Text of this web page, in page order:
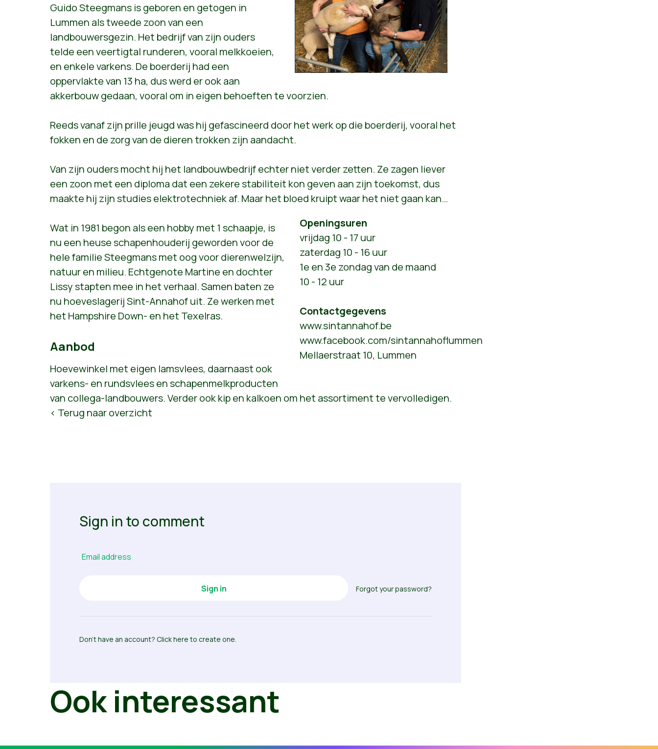
Guido Steegmans is geboren en getogen in
Lummen als tweede zoon van een
landbouwersgezin. Het bedrijf van zijn ouders
telde een veertigtal runderen, vooral melkkoeien,
en enkele varkens. De boerderij had een
oppervlakte van 13 ha, dus werd er ook aan
akkerbouw gedaan, vooral om in eigen behoeften te voorzien.
Reeds vanaf zijn prille jeugd was hij gefascineerd door het werk op die boerderij, vooral het
fokken en de zorg van de dieren trokken zijn aandacht.
Van zijn ouders mocht hij het landbouwbedrijf echter niet verder zetten. Ze zagen liever
een zoon met een diploma dat een zekere stabiliteit kon geven aan zijn toekomst, dus
maakte hij zijn studies elektrotechniek af. Maar het bloed kruipt waar het niet gaan kan…
Openingsuren
vrijdag 10 - 17 uur
zaterdag 10 - 16 uur
1e en 3e zondag van de maand
10 - 12 uur
Contactgegevens
www.sintannahof.be
www.facebook.com/sintannahoflummen
Mellaerstraat 10, Lummen
Wat in 1981 begon als een hobby met 1 schaapje, is
nu een heuse schapenhouderij geworden voor de
hele familie Steegmans met oog voor dierenwelzijn,
natuur en milieu. Echtgenote Martine en dochter
Lissy stapten mee in het verhaal. Samen baten ze
nu hoeveslagerij Sint-Annahof uit. Ze werken met
het Hampshire Down- en het Texelras.
Aanbod
Hoevewinkel met eigen lamsvlees, daarnaast ook
varkens- en rundsvlees en schapenmelkproducten
van collega-landbouwers. Verder ook kip en kalkoen om het assortiment te vervolledigen.
< Terug naar overzicht
Sign in to comment
Email address
Forgot your password?
Don’t have an account? Click here to create one.
Ook interessant